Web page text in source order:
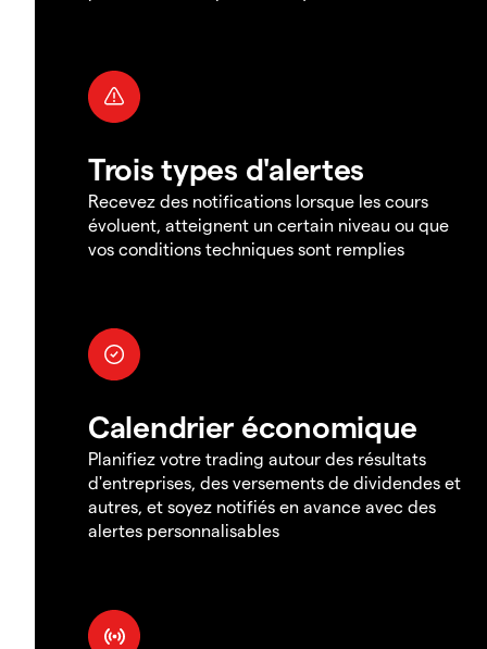
Trois types d'alertes
Recevez des notifications lorsque les cours
évoluent, atteignent un certain niveau ou que
vos conditions techniques sont remplies
Calendrier économique
Planifiez votre trading autour des résultats
d'entreprises, des versements de dividendes et
autres, et soyez notifiés en avance avec des
alertes personnalisables